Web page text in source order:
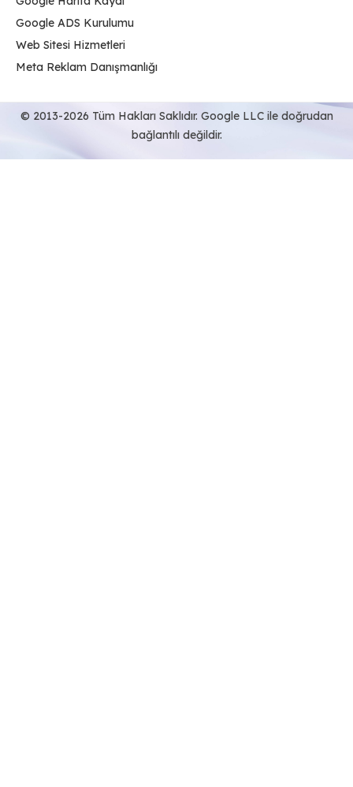
Google ADS Kurulumu
Web Sitesi Hizmetleri
Meta Reklam Danışmanlığı
© 2013-2026 Tüm Hakları Saklıdır. Google LLC ile doğrudan
bağlantılı değildir.